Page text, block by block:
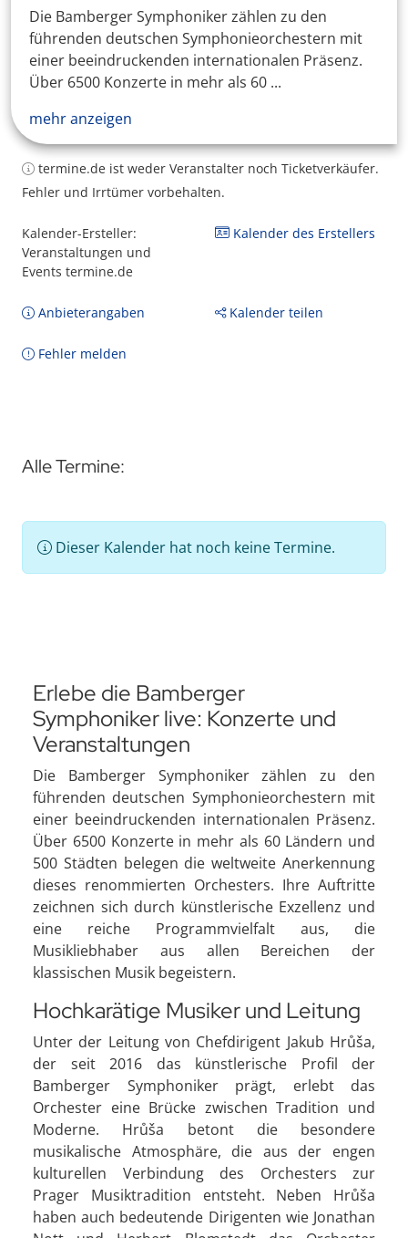
Die Bamberger Symphoniker zählen zu den
führenden deutschen Symphonieorchestern mit
einer beeindruckenden internationalen Präsenz.
Über 6500 Konzerte in mehr als 60 ...
mehr anzeigen
termine.de ist weder Veranstalter noch Ticketverkäufer.
Fehler und Irrtümer vorbehalten.
Kalender-Ersteller:
Veranstaltungen und
Events termine.de
Kalender des Erstellers
Anbieterangaben Kalender teilen
Fehler melden
Alle Termine:
Dieser Kalender hat noch keine Termine.
Erlebe die Bamberger
Symphoniker live: Konzerte und
Veranstaltungen
Die Bamberger Symphoniker zählen zu den
führenden deutschen Symphonieorchestern mit
einer beeindruckenden internationalen Präsenz.
Über 6500 Konzerte in mehr als 60 Ländern und
500 Städten belegen die weltweite Anerkennung
dieses renommierten Orchesters. Ihre Auftritte
zeichnen sich durch künstlerische Exzellenz und
eine reiche Programmvielfalt aus, die
Musikliebhaber aus allen Bereichen der
klassischen Musik begeistern.
Hochkarätige Musiker und Leitung
Unter der Leitung von Chefdirigent Jakub Hrůša,
der seit 2016 das künstlerische Profil der
Bamberger Symphoniker prägt, erlebt das
Orchester eine Brücke zwischen Tradition und
Moderne. Hrůša betont die besondere
musikalische Atmosphäre, die aus der engen
kulturellen Verbindung des Orchesters zur
Prager Musiktradition entsteht. Neben Hrůša
haben auch bedeutende Dirigenten wie Jonathan